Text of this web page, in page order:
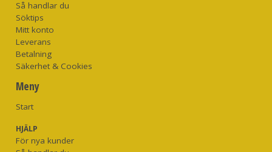
Så handlar du
Söktips
Mitt konto
Leverans
Betalning
Säkerhet & Cookies
Meny
Start
HJÄLP
För nya kunder